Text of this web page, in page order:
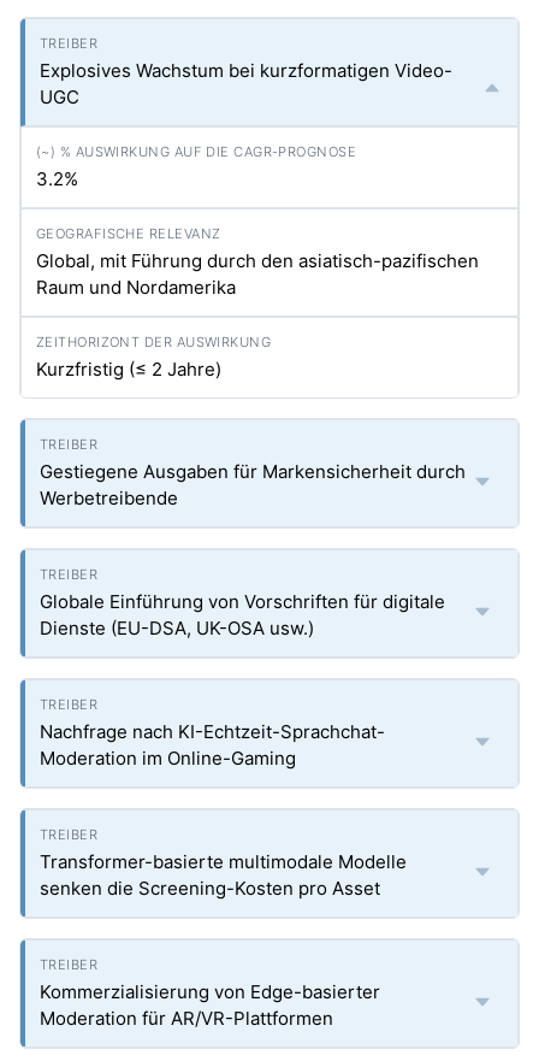
Explosives Wachstum bei kurzformatigen Video-
UGC
3.2%
Global, mit Führung durch den asiatisch-pazifischen
Raum und Nordamerika
Kurzfristig (≤ 2 Jahre)
Gestiegene Ausgaben für Markensicherheit durch
Werbetreibende
Globale Einführung von Vorschriften für digitale
Dienste (EU-DSA, UK-OSA usw.)
Nachfrage nach KI-Echtzeit-Sprachchat-
Moderation im Online-Gaming
Transformer-basierte multimodale Modelle
senken die Screening-Kosten pro Asset
Kommerzialisierung von Edge-basierter
Moderation für AR/VR-Plattformen